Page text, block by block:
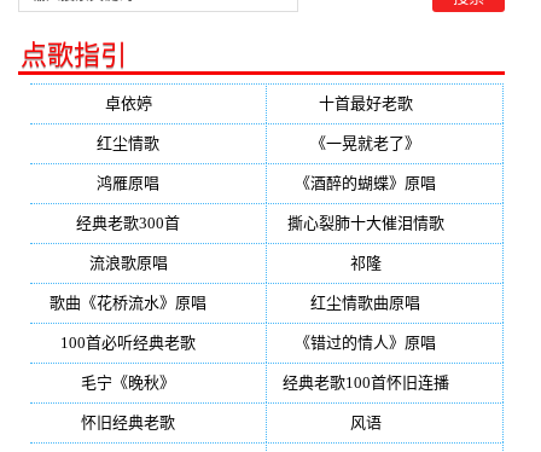
点歌指引
卓依婷(350) 十首最好老歌(300)
红尘情歌 《一晃就老了》
鸿雁原唱 《酒醉的蝴蝶》原唱
经典老歌300首 撕心裂肺十大催泪情歌(195)
流浪歌原唱 祁隆(188)
歌曲《花桥流水》原唱 红尘情歌曲原唱
100首必听经典老歌 《错过的情人》原唱
毛宁《晚秋》 经典老歌100首怀旧连播(134)
怀旧经典老歌 风语(132)